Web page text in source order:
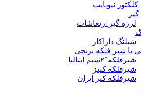
نیوپایپ
لرزه گیر ارتعاشات
شیلنگ داراکار
با شیر فلکه برنجی
شیرفلکه”۲سیم ایتالیا
شیرفلکه کیتز
شیرفلکه کیز ایران